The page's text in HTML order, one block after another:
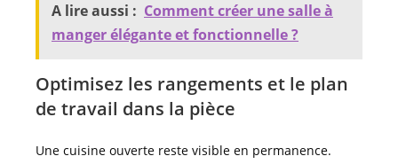
A lire aussi : Comment créer une salle à
manger élégante et fonctionnelle ?
Optimisez les rangements et le plan
de travail dans la pièce
Une cuisine ouverte reste visible en permanence.